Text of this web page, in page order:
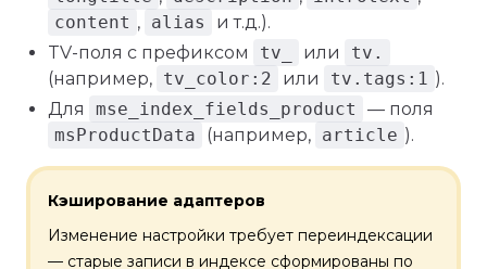
content , alias
и т.д.).
TV-поля с префиксом
tv_ или
tv.
(например, tv_color:2 или tv.tags:1 ).
Для
mse_index_fields_product
— поля
msProductData
(например, article ).
Кэширование адаптеров
Изменение настройки требует переиндексации
— старые записи в индексе сформированы по